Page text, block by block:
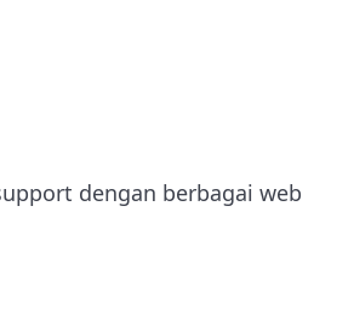
dengan berbagai web